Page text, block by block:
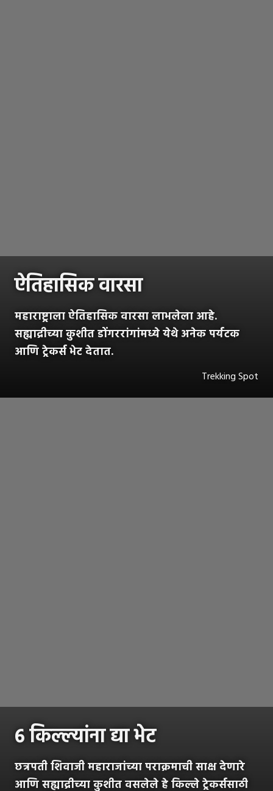
ऐतिहासिक वारसा
महाराष्ट्राला ऐतिहासिक वारसा लाभलेला आहे.
सह्याद्रीच्या कुशीत डोंगररांगांमध्ये येथे अनेक पर्यटक
आणि ट्रेकर्स भेट देतात.
Trekking Spot
६ किल्ल्यांना द्या भेट
छत्रपती शिवाजी महाराजांच्या पराक्रमाची साक्ष देणारे
आणि सह्याद्रीच्या कुशीत वसलेले हे किल्ले ट्रेकर्ससाठी